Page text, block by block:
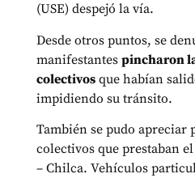
(USE) despejó la vía.
Desde otros puntos, se
manifestantes pincharon
colectivos que habían
impidiendo su tránsito.
También se pudo apreciar
colectivos que prestaban
– Chilca. Vehículos